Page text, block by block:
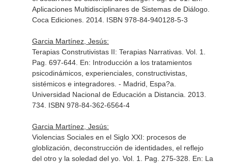
Aplicaciones Multidisciplinares de Sistemas de Diálogo.
Coca Ediciones. 2014. ISBN 978-84-940128-5-3
Garcia Martínez, Jesús:
Terapias Construtivistas II: Terapias Narrativas. Vol. 1.
Pag. 697-644. En: Introducción a los tratamientos
psicodinámicos, experienciales, constructivistas,
sistémicos e integradores. - Madrid, Espa?a.
Universidad Nacional de Educación a Distancia. 2013.
734. ISBN 978-84-362-6564-4
Garcia Martínez, Jesús:
Violencias Sociales en el Siglo XXI: procesos de
globlización, deconstrucción de identidades, el reflejo
del otro y la soledad del yo. Vol. 1. Pag. 275-328. En: La